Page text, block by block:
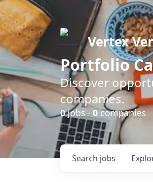
Vertex
Portfolio
Discover
companies.
0jobs · 0companies
Search jobs